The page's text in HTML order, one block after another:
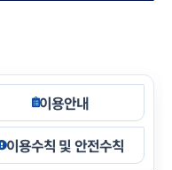
이용안내
이용수칙 및 안전수칙